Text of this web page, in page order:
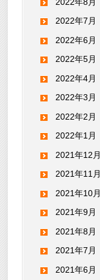
2022年7月
2022年6月
2022年5月
2022年4月
2022年3月
2022年2月
2022年1月
2021年12月
2021年11月
2021年10月
2021年9月
2021年8月
2021年7月
2021年6月